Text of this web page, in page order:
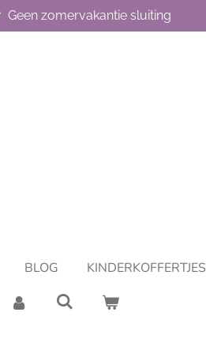
Geen zomervakantie sluiting
BLOG
KINDERKOFFERTJES